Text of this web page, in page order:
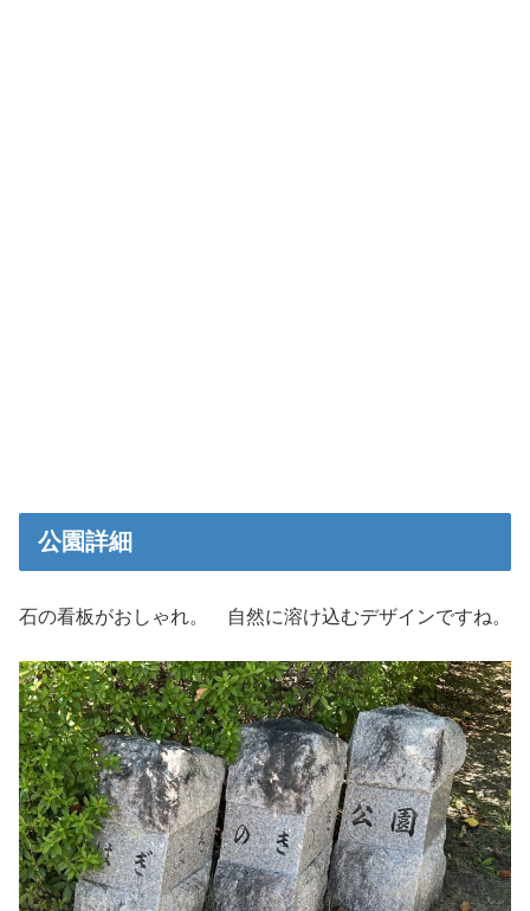
公園詳細
石の看板がおしゃれ。 自然に溶け込むデザインですね。